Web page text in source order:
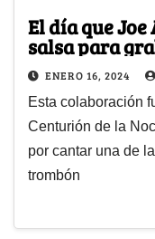
El día que
salsa para
ENERO 16, 2024
Esta colaboración
Centurión de la
por cantar una de
trombón